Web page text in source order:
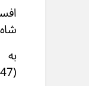
(1747) خود را در قندهار